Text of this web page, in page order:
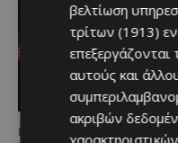
ΜΈΝΟΥΜΕ ΕΝΗΜΕΡΩΜΈΝΟΙ
βελτίωση
τρίτων (1913)
επεξεργάζονται
αυτούς και
ακριβών